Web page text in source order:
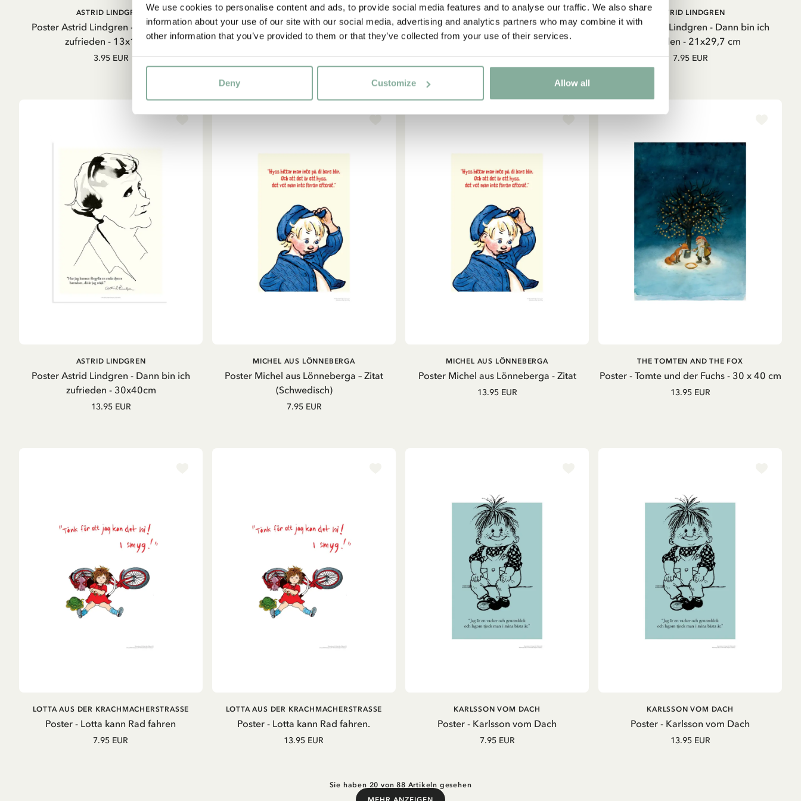
We use cookies to personalise content and ads, to provide social media features and to analyse our traffic. We also share
information about your use of our site with our social media, advertising and analytics partners who may combine it with
other information that you’ve provided to them or that they’ve collected from your use of their services.
Deny Customize Allow all
IN DEN WARENKORB
Poster Astrid Lindgren - Dann bin ich
zufrieden - 13x18 cm
ASTRID LINDGREN
3.95 EUR
IN DEN WARENKORB
Stickerei-Set – Astrid Lindgren-Zitat auf
Schwedisch
ASTRID LINDGREN
15.95 EUR
IN DEN WARENKORB
Stickerei-Set – Astrid Lindgren-Zitat auf
Schwedisch
ASTRID LINDGREN
15.95 EUR
IN DEN WARENKORB
Poster Astrid Lindgren - Dann bin ich
zufrieden - 21x29,7 cm
ASTRID LINDGREN
7.95 EUR
IN DEN WARENKORB
Poster Astrid Lindgren - Dann bin ich
zufrieden - 30x40cm
ASTRID LINDGREN
13.95 EUR
IN DEN WARENKORB
Poster Michel aus Lönneberga – Zitat
(Schwedisch)
MICHEL AUS LÖNNEBERGA
7.95 EUR
IN DEN WARENKORB
Poster Michel aus Lönneberga - Zitat
MICHEL AUS LÖNNEBERGA
13.95 EUR
IN DEN WARENKORB
Poster - Tomte und der Fuchs - 30 x 40 cm
THE TOMTEN AND THE FOX
13.95 EUR
IN DEN WARENKORB
Poster - Lotta kann Rad fahren
LOTTA AUS DER KRACHMACHERSTRASSE
7.95 EUR
IN DEN WARENKORB
Poster - Lotta kann Rad fahren.
LOTTA AUS DER KRACHMACHERSTRASSE
13.95 EUR
IN DEN WARENKORB
Poster - Karlsson vom Dach
KARLSSON VOM DACH
7.95 EUR
IN DEN WARENKORB
Poster - Karlsson vom Dach
KARLSSON VOM DACH
13.95 EUR
Sie haben 20 von 88 Artikeln gesehen
JETZT MITGLIED WERDEN